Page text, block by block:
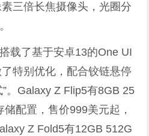
三倍长焦摄像头，光圈分
载了基于安卓13的One UI
特别优化，配合铰链悬停
。Galaxy Z Flip5有8GB 25
配置，售价999美元起，
Z Fold5有12GB 512G